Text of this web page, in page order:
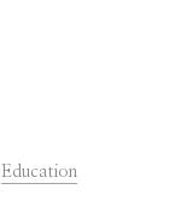
Education